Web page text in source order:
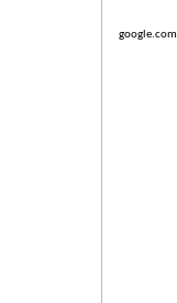
google.com